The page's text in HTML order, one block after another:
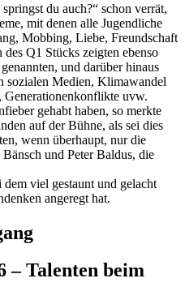
du auch?“ schon verrät,
mit denen alle Jugendliche
Mobbing, Liebe, Freundschaft
Q1 Stücks zeigten ebenso
und darüber hinaus
sozialen Medien, Klimawandel
Generationenkonflikte uvw.
gehabt haben, so merkte
auf der Bühne, als sei dies
wenn überhaupt, nur die
und Peter Baldus, die
viel gestaunt und gelacht
angeregt hat.
– Talenten beim